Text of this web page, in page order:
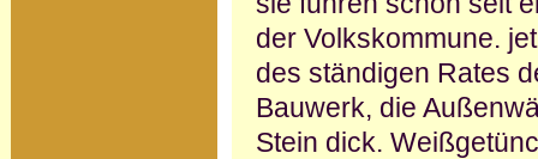
der Volkskommune.
des ständigen Rates
Bauwerk, die
Stein dick.